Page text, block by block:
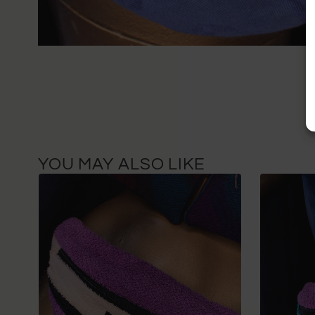
YOU MAY ALSO LIKE